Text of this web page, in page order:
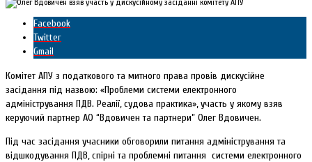
Facebook
Twitter
Gmail
Комітет АПУ з податкового та митного права провів дискусійне
засідання під назвою: «Проблеми системи електронного
адміністрування ПДВ. Реалії, судова практика», участь у якому взяв
керуючий партнер АО “Вдовичен та партнери” Олег Вдовичен.
Під час засідання учасники обговорили питання адміністрування та
відшкодування ПДВ, спірні та проблемні питання системи електронного